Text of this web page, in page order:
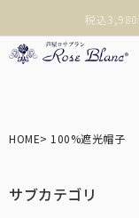
沖縄への配送は
HOME 100%遮光帽子